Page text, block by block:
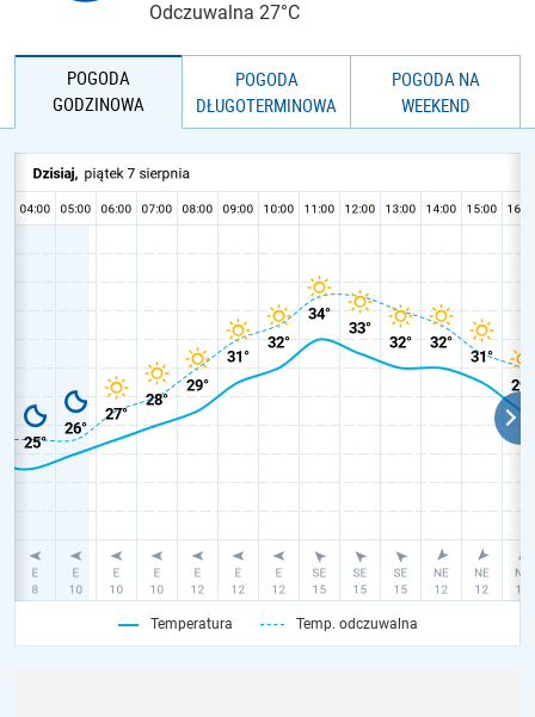
Odczuwalna 27°C
POGODA
GODZINOWA
POGODA
DŁUGOTERMINOWA
POGODA NA
WEEKEND
Temperatura Temp. odczuwalna